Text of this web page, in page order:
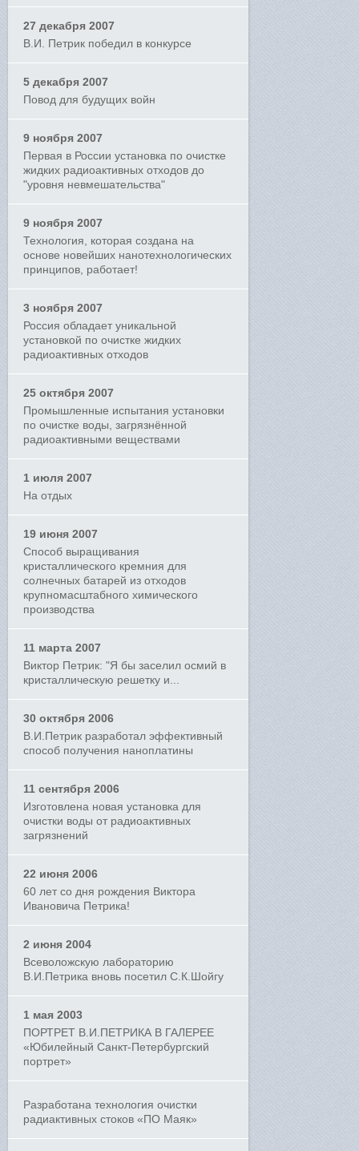
27 декабря 2007
В.И. Петрик победил в конкурсе
5 декабря 2007
Повод для будущих войн
9 ноября 2007
Первая в России установка по очистке
жидких радиоактивных отходов до
"уровня невмешательства"
9 ноября 2007
Технология, которая создана на
основе новейших нанотехнологических
принципов, работает!
3 ноября 2007
Россия обладает уникальной
установкой по очистке жидких
радиоактивных отходов
25 октября 2007
Промышленные испытания установки
по очистке воды, загрязнённой
радиоактивными веществами
1 июля 2007
На отдых
19 июня 2007
Способ выращивания
кристаллического кремния для
солнечных батарей из отходов
крупномасштабного химического
производства
11 марта 2007
Виктор Петрик: "Я бы заселил осмий в
кристаллическую решетку и...
30 октября 2006
В.И.Петрик разработал эффективный
способ получения наноплатины
11 сентября 2006
Изготовлена новая установка для
очистки воды от радиоактивных
загрязнений
22 июня 2006
60 лет со дня рождения Виктора
Ивановича Петрика!
2 июня 2004
Всеволожскую лабораторию
В.И.Петрика вновь посетил С.К.Шойгу
1 мая 2003
ПОРТРЕТ В.И.ПЕТРИКА В ГАЛЕРЕЕ
«Юбилейный Санкт-Петербургский
портрет»
Разработана технология очистки
радиактивных стоков «ПО Маяк»